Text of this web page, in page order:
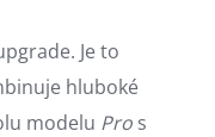
Je to
hluboké
modelu Pro s